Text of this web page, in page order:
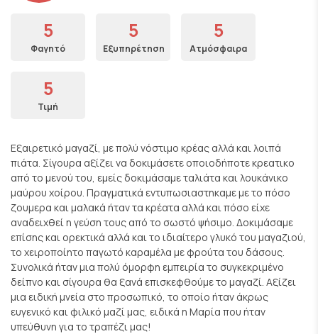
5
Φαγητό
5
Εξυπηρέτηση
5
Ατμόσφαιρα
5
Τιμή
Εξαιρετικό μαγαζί, με πολύ νόστιμο κρέας αλλά και λοιπά
πιάτα. Σίγουρα αξίζει να δοκιμάσετε οποιοδήποτε κρεατικο
από το μενού του, εμείς δοκιμάσαμε ταλιάτα και λουκάνικο
μαύρου χοίρου. Πραγματικά εντυπωσιαστηκαμε με το πόσο
ζουμερα και μαλακά ήταν τα κρέατα αλλά και πόσο είχε
αναδειχθεί η γεύση τους από το σωστό ψήσιμο. Δοκιμάσαμε
επίσης και ορεκτικά αλλά και το ιδιαίτερο γλυκό του μαγαζιού,
το χειροποίητο παγωτό καραμέλα με φρούτα του δάσους.
Συνολικά ήταν μια πολύ όμορφη εμπειρία το συγκεκριμένο
δείπνο και σίγουρα θα ξανά επισκεφθούμε το μαγαζί. Αξίζει
μια ειδική μνεία στο προσωπικό, το οποίο ήταν άκρως
ευγενικό και φιλικό μαζί μας, ειδικά η Μαρία που ήταν
υπεύθυνη για το τραπέζι μας!